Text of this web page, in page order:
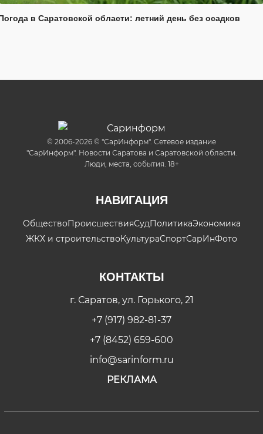
в Саратовской области: летний день без осадков
© 2006-2026 © "СарИнформ". Сетевое издание
"СарИнформ". Новости Саратова и Саратовской области.
Люди, места, события. 18+
НАВИГАЦИЯ
ОбществоПроисшествияСудПолитикаЭкономика
ЖКХ и строительствоКультураСпортСарИнФото
КОНТАКТЫ
г. Саратов, ул. Горького, 21
+7 (917) 982-81-37
+7 (8452) 659-600
info@sarinform.ru
РЕКЛАМА